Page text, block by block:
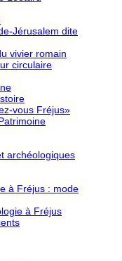
Jérusalem dite
vivier romain
circulaire
vous Fréjus»
archéologiques
à Fréjus : mode
à Fréjus